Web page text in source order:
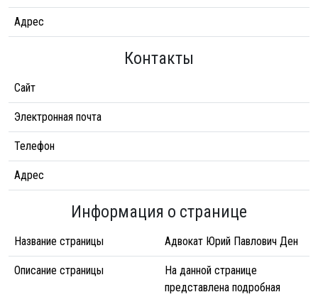
Адрес
Контакты
Сайт
Электронная почта
Телефон
Адрес
Информация о странице
Название страницы Адвокат Юрий Павлович Ден
Описание страницы
На данной странице
представлена подробная